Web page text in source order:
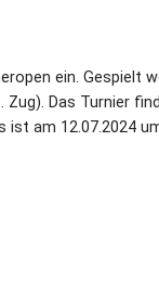
ein. Gespielt
Zug). Das Turnier
ist am 12.07.2024